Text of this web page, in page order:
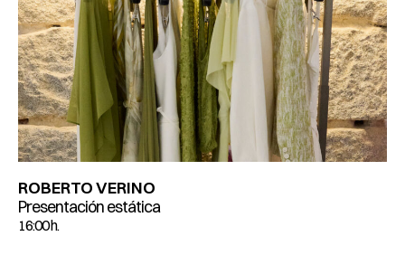
ROBERTO VERINO
Presentación estática
16:00 h.